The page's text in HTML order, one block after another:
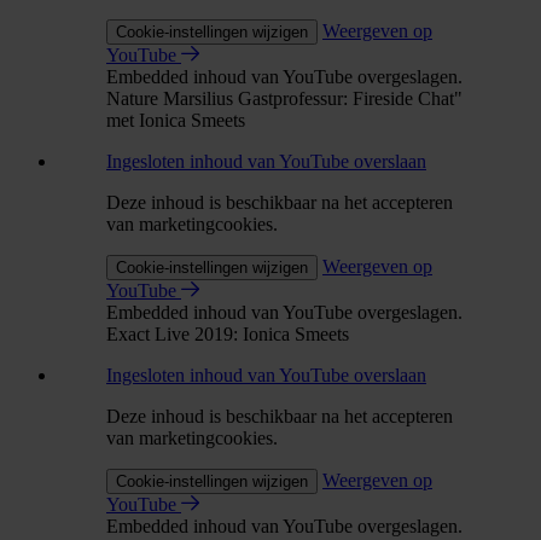
Cookie-instellingen wijzigen
Weergeven op
YouTube
Embedded inhoud van YouTube overgeslagen.
Nature Marsilius Gastprofessur: Fireside Chat"
met Ionica Smeets
Ingesloten inhoud van YouTube overslaan
Deze inhoud is beschikbaar na het accepteren
van marketingcookies.
Cookie-instellingen wijzigen
Weergeven op
YouTube
Embedded inhoud van YouTube overgeslagen.
Exact Live 2019: Ionica Smeets
Ingesloten inhoud van YouTube overslaan
Deze inhoud is beschikbaar na het accepteren
van marketingcookies.
Cookie-instellingen wijzigen
Weergeven op
YouTube
Embedded inhoud van YouTube overgeslagen.